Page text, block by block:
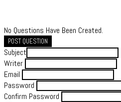
No Questions Have Been Created.
POST QUESTION
Subject
Writer
Email
Password
Confirm Password